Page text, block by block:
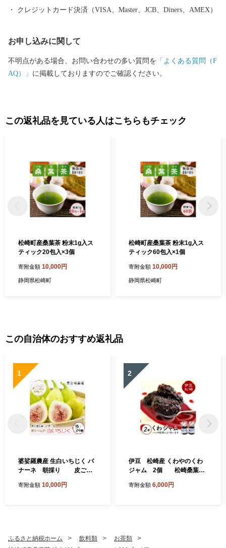
クレジットカード決済（VISA、Master、JCB、Diners、AMEX）
お申し込みに関して
不明点がある場合、お問い合わせの多い質問を 「よくある質問（F
AQ）」 に掲載しておりますのでご確認ください。
この返礼品を見ている人はこちらもチェック
松崎町産桑葉茶 粉末1g入ス
ティック20包入×3個
寄附金額 10,000円
静岡県松崎町
松崎町産桑葉茶 粉末1g入ス
ティック60包入×1個
寄附金額 10,000円
静岡県松崎町
この自治体のおすすめ返礼品
1
婆娑羅農産 生白いちじく バ
ナーネ 朝採り 皮ごと
子 デザート スイーツ 料理 サ
寄附金額 10,000円
2
伊豆 松崎産 くわやのくわ
ジャム 2個 松崎桑葉フ
む 果肉 朝食 朝ごはん ヨーグ
寄附金額 6,000円
ふるさと納税ホーム 飲料類
お茶類